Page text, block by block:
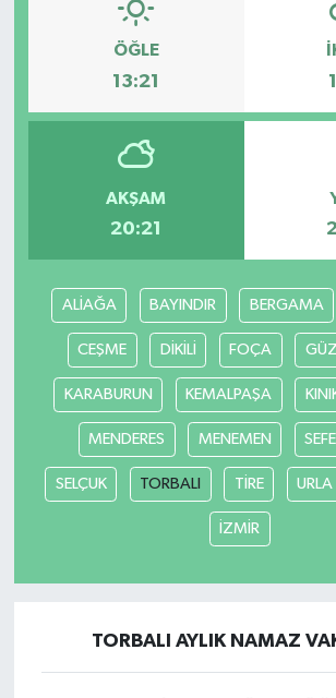
ÖĞLE
13:21
AKŞAM
20:21
ALİAĞA BAYINDIR BERGAMA
CEŞME DİKİLİ FOÇA
KARABURUN KEMALPAŞA
MENDERES MENEMEN
SELÇUK TORBALI TİRE URLA
İZMİR
TORBALI AYLIK NAMAZ
RESMİ İLANLAR
Tarihi Yapılarımız
Teknoloji
Türkiye
Yerel